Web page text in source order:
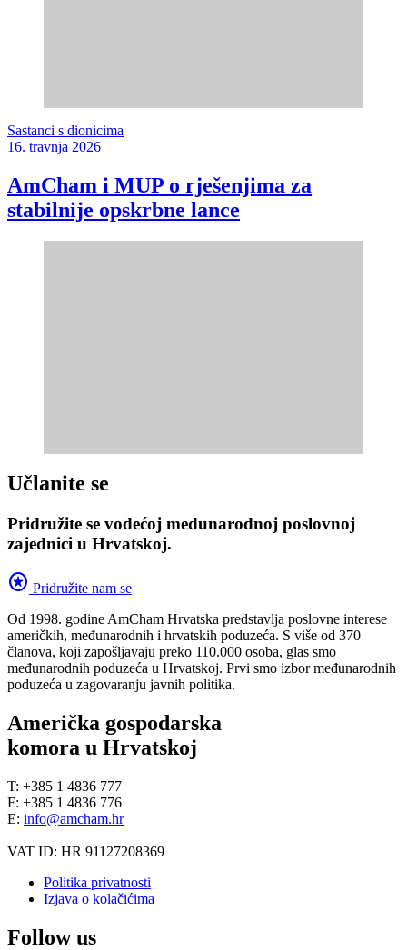
Sastanci s dionicima
16. travnja 2026
AmCham i MUP o rješenjima za
stabilnije opskrbne lance
Učlanite se
Pridružite se vodećoj međunarodnoj poslovnoj
zajednici u Hrvatskoj.
stars Pridružite nam se
Od 1998. godine AmCham Hrvatska predstavlja poslovne interese
američkih, međunarodnih i hrvatskih poduzeća. S više od 370
članova, koji zapošljavaju preko 110.000 osoba, glas smo
međunarodnih poduzeća u Hrvatskoj. Prvi smo izbor međunarodnih
poduzeća u zagovaranju javnih politika.
Američka gospodarska
komora u Hrvatskoj
T: +385 1 4836 777
F: +385 1 4836 776
E: info@amcham.hr
VAT ID: HR 91127208369
Politika privatnosti
Izjava o kolačićima
Follow us